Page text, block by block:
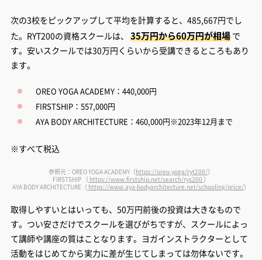
次の3校をピックアップして平均を計算すると、485,667円でし
た。RYT200の資格スクールは、
35万円から60万円が相場 で
す。安いスクールでは30万円くらいから受講できるところもあり
ます。
OREO YOGA ACADEMY：440,000円
FIRSTSHIP：557,000円
AYA BODY ARCHITECTURE：460,000円※2023年12月まで
※すべて税込
参照元：OREO YOGA ACADEMY（https://oreo.yoga/ryt200/）
FIRSTSHIP （ https://www.firstship.net/search/rys200 ）
AYA BODY ARCHITECTURE（ https://www.aya-bodyarchitecture.net/schooling/price/）
取得しやすいとはいっても、50万円前後の投資は大きなもので
す。つい安さだけでスクールを選びがちですが、スクールによっ
て講師や講座の質はことなります。ヨガインストラクターとして
活動をはじめてから実力に差が生じてしまっては勿体ないです。